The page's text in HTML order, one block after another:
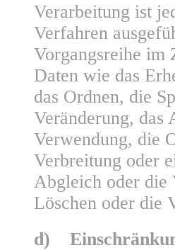
Verarbeitung ist
Verfahren
Vorgangsreihe im
Daten wie das
das Ordnen, die
Veränderung, das
Verwendung, die
Verbreitung oder
Abgleich oder die
Löschen oder die
d)